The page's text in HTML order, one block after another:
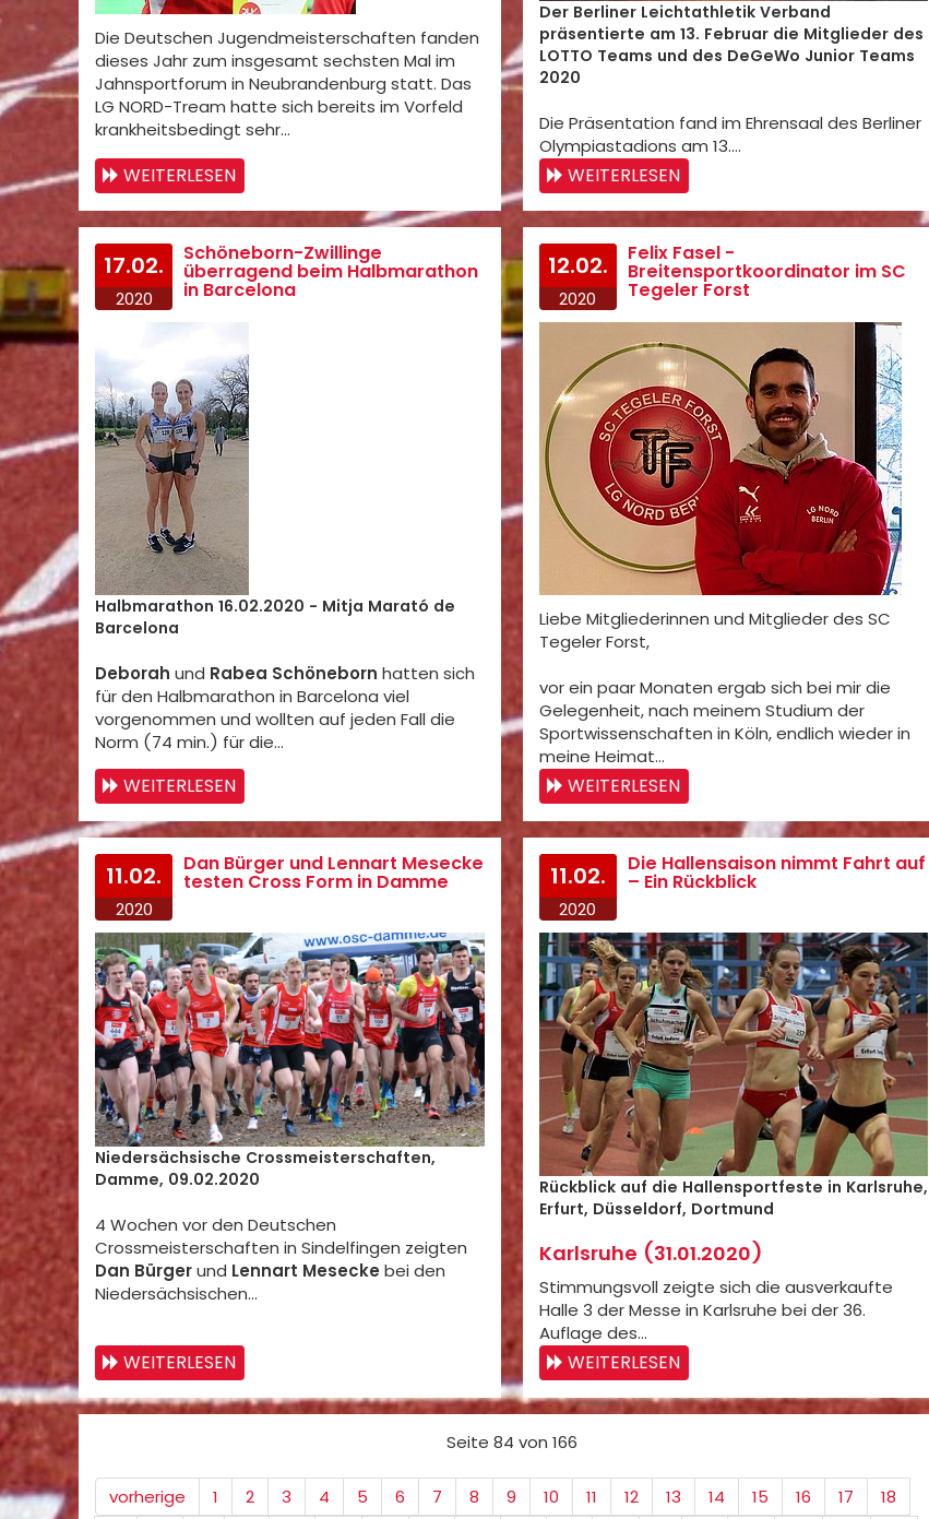
Die Deutschen Jugendmeisterschaften fanden
dieses Jahr zum insgesamt sechsten Mal im
Jahnsportforum in Neubrandenburg statt. Das
LG NORD-Tream hatte sich bereits im Vorfeld
krankheitsbedingt sehr…
WEITERLESEN
Der Berliner Leichtathletik Verband
präsentierte am 13. Februar die Mitglieder des
LOTTO Teams und des DeGeWo Junior Teams
2020
Die Präsentation fand im Ehrensaal des Berliner
Olympiastadions am 13.…
WEITERLESEN
17.02.
2020
Schöneborn-Zwillinge
überragend beim Halbmarathon
in Barcelona
Halbmarathon 16.02.2020 - Mitja Marató de
Barcelona
Deborah und Rabea Schöneborn hatten sich
für den Halbmarathon in Barcelona viel
vorgenommen und wollten auf jeden Fall die
Norm (74 min.) für die…
WEITERLESEN
12.02.
2020
Felix Fasel -
Breitensportkoordinator im SC
Tegeler Forst
Liebe Mitgliederinnen und Mitglieder des SC
Tegeler Forst,
vor ein paar Monaten ergab sich bei mir die
Gelegenheit, nach meinem Studium der
Sportwissenschaften in Köln, endlich wieder in
meine Heimat…
WEITERLESEN
11.02.
2020
Dan Bürger und Lennart Mesecke
testen Cross Form in Damme
Niedersächsische Crossmeisterschaften,
Damme, 09.02.2020
4 Wochen vor den Deutschen
Crossmeisterschaften in Sindelfingen zeigten
Dan Bürgerund Lennart Meseckebei den
Niedersächsischen…
WEITERLESEN
11.02.
2020
Die Hallensaison nimmt Fahrt auf
– Ein Rückblick
Rückblick auf die Hallensportfeste in Karlsruhe,
Erfurt, Düsseldorf, Dortmund
Karlsruhe (31.01.2020)
Stimmungsvoll zeigte sich die ausverkaufte
Halle 3 der Messe in Karlsruhe bei der 36.
Auflage des…
WEITERLESEN
Seite 84 von 166
vorherige 1 2 3 4 5 6 7 8 9 10 11 12 13 14 15 16 17 18